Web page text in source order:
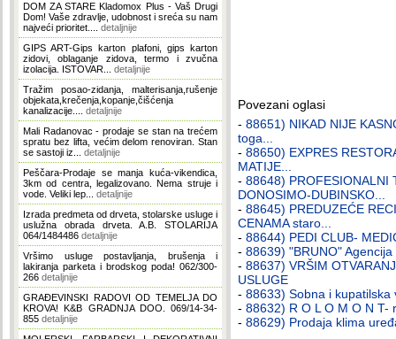
DOM ZA STARE Kladomox Plus - Vaš Drugi
Dom! Vaše zdravlje, udobnost i sreća su nam
najveći prioritet.... detaljnije
GIPS ART-Gips karton plafoni, gips karton
zidovi, oblaganje zidova, termo i zvučna
izolacija. ISTOVAR... detaljnije
Tražim posao-zidanja, malterisanja,rušenje
objekata,krečenja,kopanje,čišćenja
kanalizacije.... detaljnije
Mali Radanovac - prodaje se stan na trećem
spratu bez lifta, većim delom renoviran. Stan
se sastoji iz... detaljnije
Peščara-Prodaje se manja kuća-vikendica,
3km od centra, legalizovano. Nema struje i
vode. Veliki lep... detaljnije
Izrada predmeta od drveta, stolarske usluge i
uslužna obrada drveta. A.B. STOLARIJA
064/1484486 detaljnije
Vršimo usluge postavljanja, brušenja i
lakiranja parketa i brodskog poda! 062/300-
266 detaljnije
GRAĐEVINSKI RADOVI OD TEMELJA DO
KROVA! K&B GRADNJA DOO. 069/14-34-
855 detaljnije
Povezani oglasi
- 88651) NIKAD NIJE
toga...
- 88650) EXPRES
MATIJE...
- 88648) PROFESIONALNI
DONOSIMO-DUBINSKO...
- 88645) PREDUZEĆE
CENAMA staro...
- 88644) PEDI CLUB-
- 88639) "BRUNO"
- 88637) VRŠIM
USLUGE
- 88633) Sobna i
- 88632) R O L O M O N T-
- 88629) Prodaja klima